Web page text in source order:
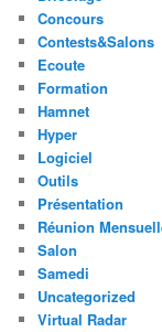
Concours
Contests&Salons
Ecoute
Formation
Hamnet
Hyper
Logiciel
Outils
Présentation
Réunion
Salon
Samedi
Uncategorized
Virtual Radar